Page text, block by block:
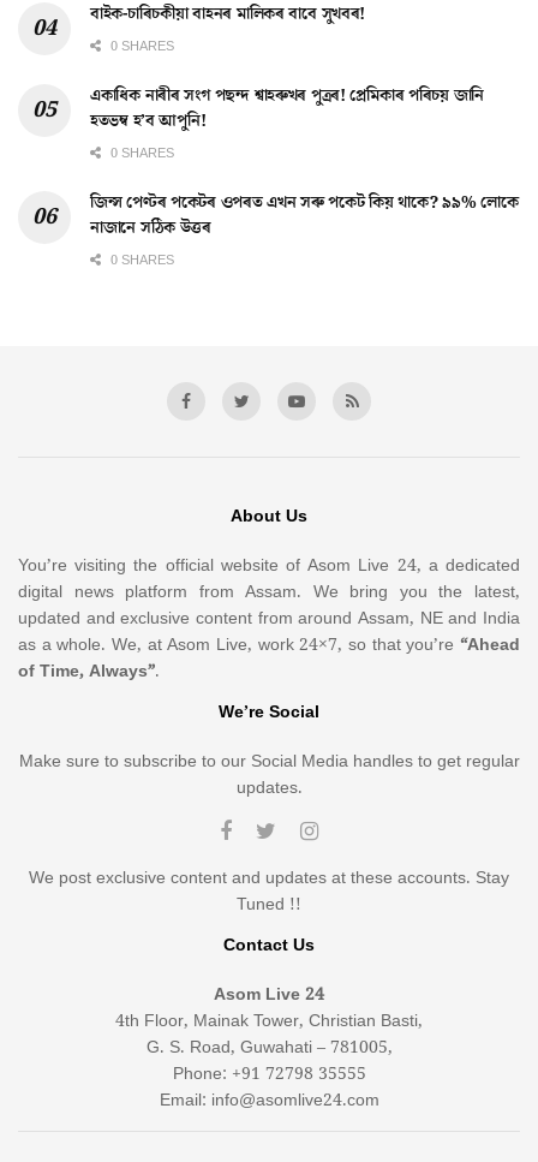
বাইক-চাৰিচকীয়া বাহনৰ মালিকৰ বাবে সুখবৰ!
0 SHARES
একাধিক নাৰীৰ সংগ পছন্দ শ্বাহৰুখৰ পুত্ৰৰ! প্ৰেমিকাৰ পৰিচয় জানি
হতভম্ব হ’ব আপুনি!
0 SHARES
জিন্স পেণ্টৰ পকেটৰ ওপৰত এখন সৰু পকেট কিয় থাকে? ৯৯% লোকে
নাজানে সঠিক উত্তৰ
0 SHARES
About Us
You’re visiting the official website of Asom Live 24, a dedicated
digital news platform from Assam. We bring you the latest,
updated and exclusive content from around Assam, NE and India
as a whole. We, at Asom Live, work 24×7, so that you’re “Ahead
of Time, Always”.
We’re Social
Make sure to subscribe to our Social Media handles to get regular
updates.
We post exclusive content and updates at these accounts. Stay
Tuned !!
Contact Us
Asom Live 24
4th Floor, Mainak Tower, Christian Basti,
G. S. Road, Guwahati – 781005,
Phone: +91 72798 35555
Email: info@asomlive24.com